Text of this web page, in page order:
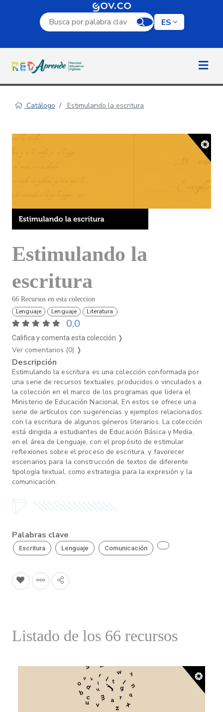
Campo de búsqueda por palabra clave
ES
Catálogo Estimulando la escritura
Estimulando la
escritura
66 Recursos en esta coleccion
Lenguaje Lenguaje Literatura
0,0
Califica y comenta esta colección ❭
Ver comentarios (0) ❭
Descripción
Estimulando la escritura es una colección conformada por
una serie de recursos textuales, producidos o vinculados a
la colección en el marco de los programas que lidera el
Ministerio de Educación Nacional. En estos se ofrece una
serie de artículos con sugerencias y ejemplos relacionados
con la escritura de algunos géneros literarios. La colección
está dirigida a estudiantes de Educación Básica y Media,
en el área de Lenguaje, con el propósito de estimular
reflexiones sobre el proceso de escritura, y favorecer
escenarios para la construcción de textos de diferente
tipología textual, como estrategia para la expresión y la
comunicación.
Palabras clave
Escritura Lenguaje Comunicación
Listado de los 66 recursos